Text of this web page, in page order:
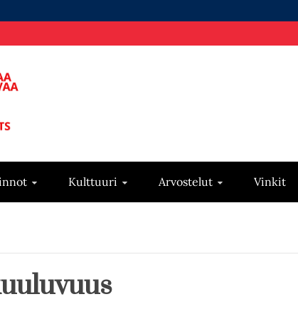
Kulttuuri Arvostelut Vinkit